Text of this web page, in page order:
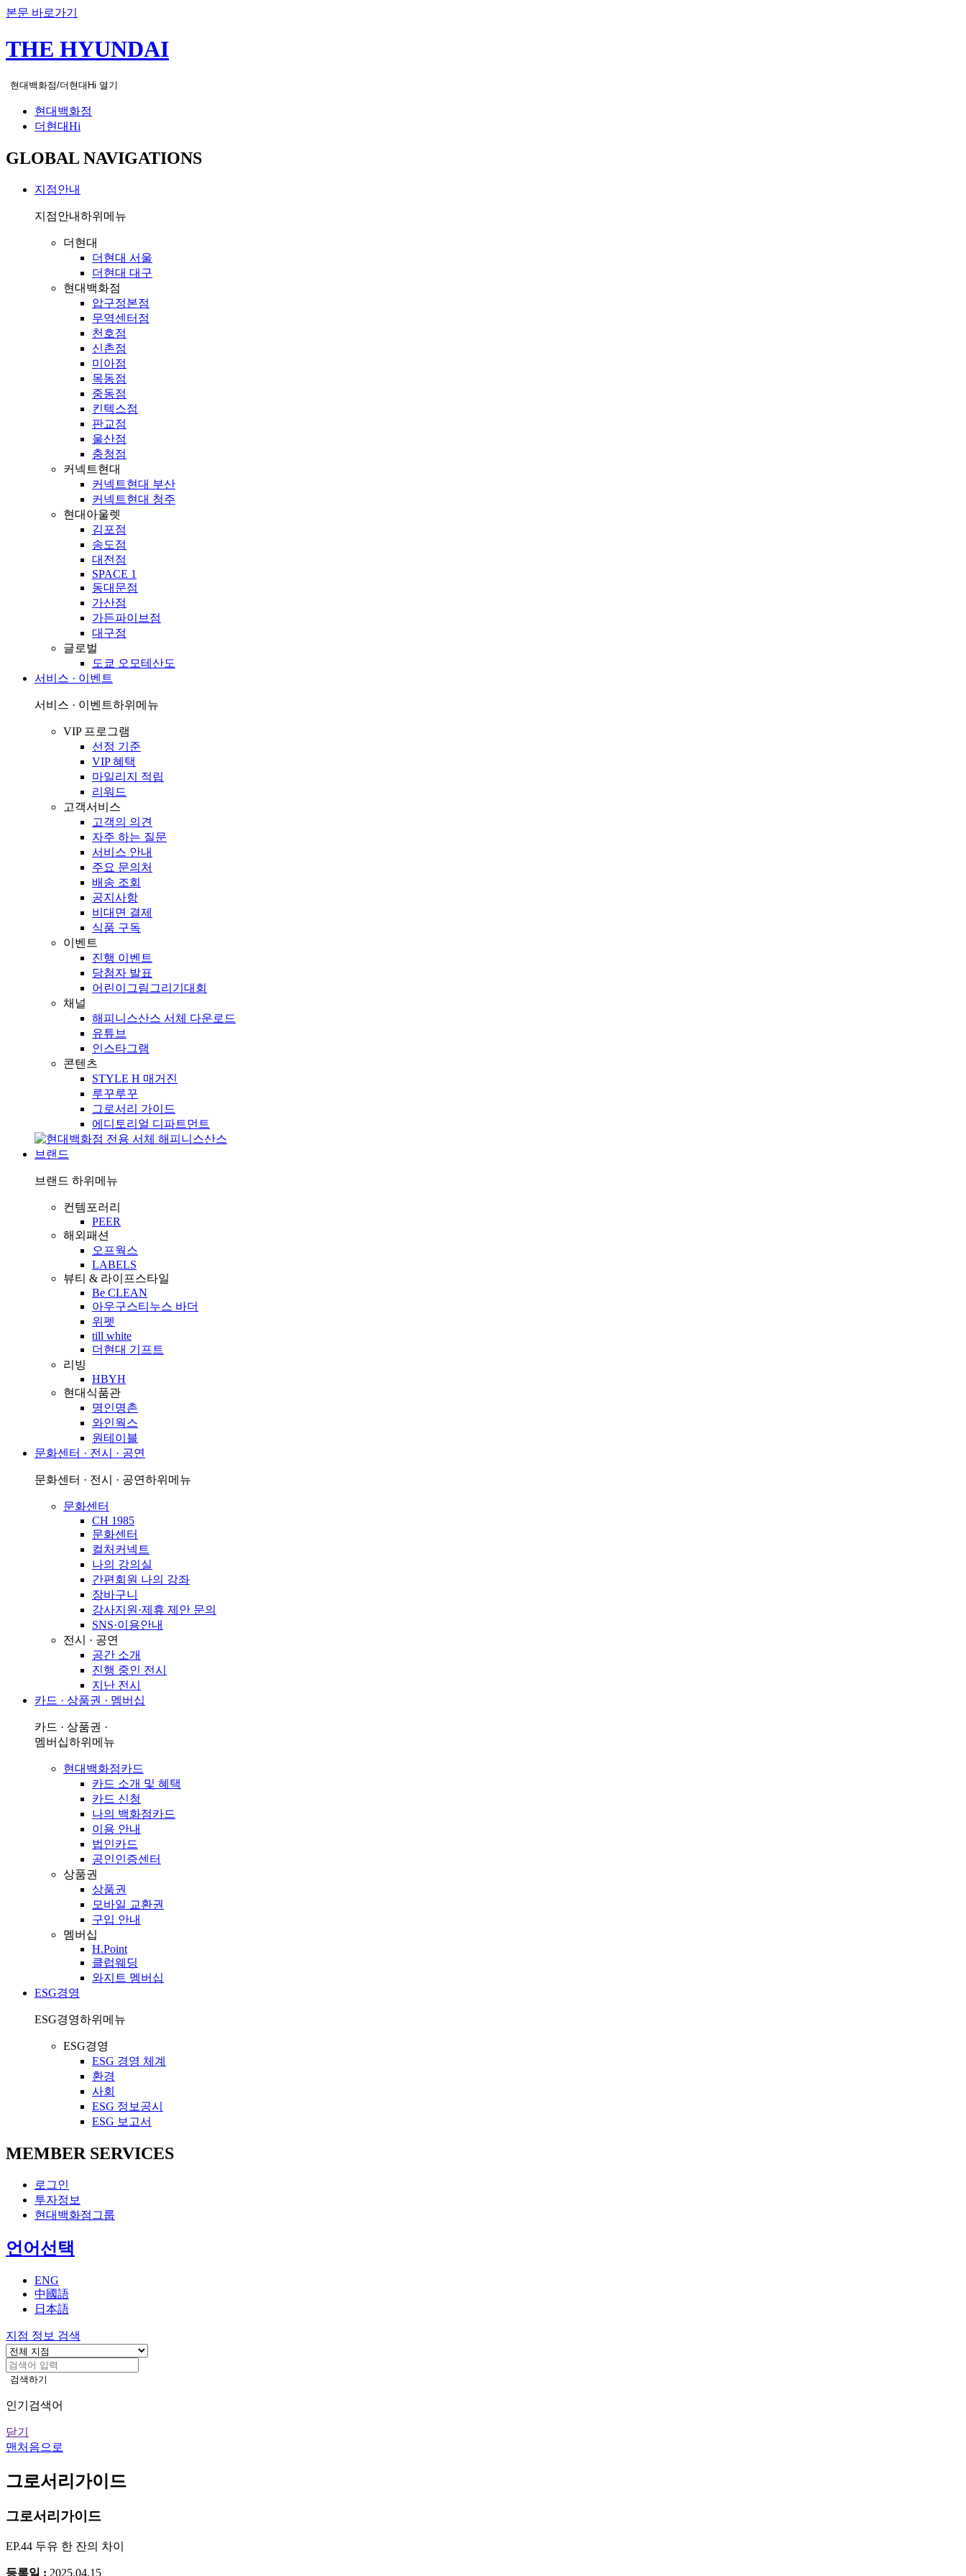
본문 바로가기
THE HYUNDAI
현대백화점/더현대Hi 열기
현대백화점
더현대Hi
GLOBAL NAVIGATIONS
지점안내
지점안내하위메뉴
더현대
더현대 서울
더현대 대구
현대백화점
압구정본점
무역센터점
천호점
신촌점
미아점
목동점
중동점
킨텍스점
판교점
울산점
충청점
커넥트현대
커넥트현대 부산
커넥트현대 청주
현대아울렛
김포점
송도점
대전점
SPACE 1
동대문점
가산점
가든파이브점
대구점
글로벌
도쿄 오모테산도
서비스 · 이벤트
서비스 · 이벤트하위메뉴
VIP 프로그램
선정 기준
VIP 혜택
마일리지 적립
리워드
고객서비스
고객의 의견
자주 하는 질문
서비스 안내
주요 문의처
배송 조회
공지사항
비대면 결제
식품 구독
이벤트
진행 이벤트
당첨자 발표
어린이그림그리기대회
채널
해피니스산스 서체 다운로드
유튜브
인스타그램
콘텐츠
STYLE H 매거진
루꾸루꾸
그로서리 가이드
에디토리얼 디파트먼트
브랜드
브랜드 하위메뉴
컨템포러리
PEER
해외패션
오프웍스
LABELS
뷰티 & 라이프스타일
Be CLEAN
아우구스티누스 바더
위펫
till white
더현대 기프트
리빙
HBYH
현대식품관
명인명촌
와인웍스
원테이블
문화센터 · 전시 · 공연
문화센터 · 전시 · 공연하위메뉴
문화센터
CH 1985
문화센터
컬처커넥트
나의 강의실
간편회원 나의 강좌
장바구니
강사지원·제휴 제안 문의
SNS·이용안내
전시 · 공연
공간 소개
진행 중인 전시
지난 전시
카드 · 상품권 · 멤버십
카드 · 상품권 ·
멤버십하위메뉴
현대백화점카드
카드 소개 및 혜택
카드 신청
나의 백화점카드
이용 안내
법인카드
공인인증센터
상품권
상품권
모바일 교환권
구입 안내
멤버십
H.Point
클럽웨딩
와지트 멤버십
ESG경영
ESG경영하위메뉴
ESG경영
ESG 경영 체계
환경
사회
ESG 정보공시
ESG 보고서
MEMBER SERVICES
로그인
투자정보
현대백화점그룹
언어선택
ENG
中國語
日本語
지점 정보 검색
검색하기
인기검색어
닫기
맨처음으로
그로서리가이드
그로서리가이드
EP.44 두유 한 잔의 차이
등록일 : 2025.04.15